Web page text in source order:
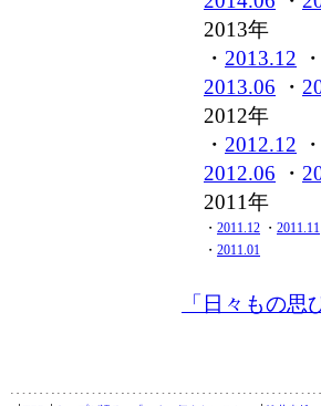
2013年
・ 2013.12 ・
2013.06 ・
2012年
・ 2012.12 ・
2012.06 ・
2011年
・ 2011.12 ・ 2011.11
・ 2011.01
「日々もの